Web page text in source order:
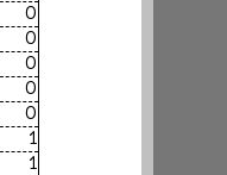
0
0
0
0
0
1
1